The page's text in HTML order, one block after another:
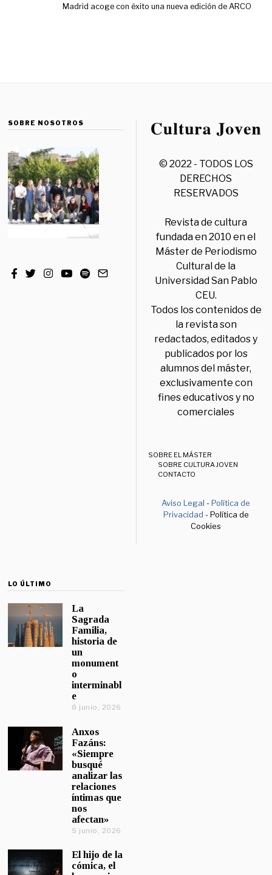
Madrid acoge con éxito una nueva edición de ARCO
SOBRE NOSOTROS
© 2022 - TODOS LOS
DERECHOS
RESERVADOS
Revista de cultura
fundada en 2010 en el
Máster de Periodismo
Cultural de la
Universidad San Pablo
CEU.
Todos los contenidos de
la revista son
redactados, editados y
publicados por los
alumnos del máster,
exclusivamente con
fines educativos y no
comerciales
SOBRE EL MÁSTER
SOBRE CULTURA JOVEN
CONTACTO
Aviso Legal -Política de
Privacidad - Política de
Cookies
LO ÚLTIMO
La
Sagrada
Familia,
historia de
un
monument
o
interminabl
e
8 junio, 2026
Anxos
Fazáns:
«Siempre
busqué
analizar las
relaciones
íntimas que
nos
afectan»
5 junio, 2026
El hijo de la
cómica, el